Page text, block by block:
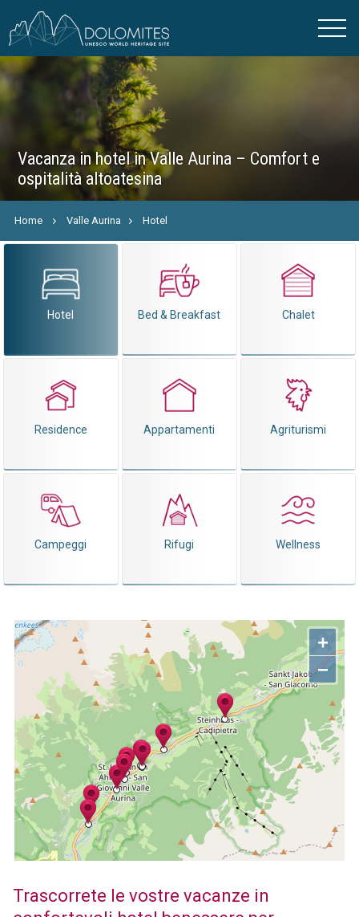
Vacanza in hotel in Valle Aurina – Comfort e
ospitalità altoatesina
Home Valle Aurina Hotel
Hotel Bed & Breakfast Chalet
Residence Appartamenti Agriturismi
Campeggi Rifugi Wellness
+
−
Trascorrete le vostre vacanze in